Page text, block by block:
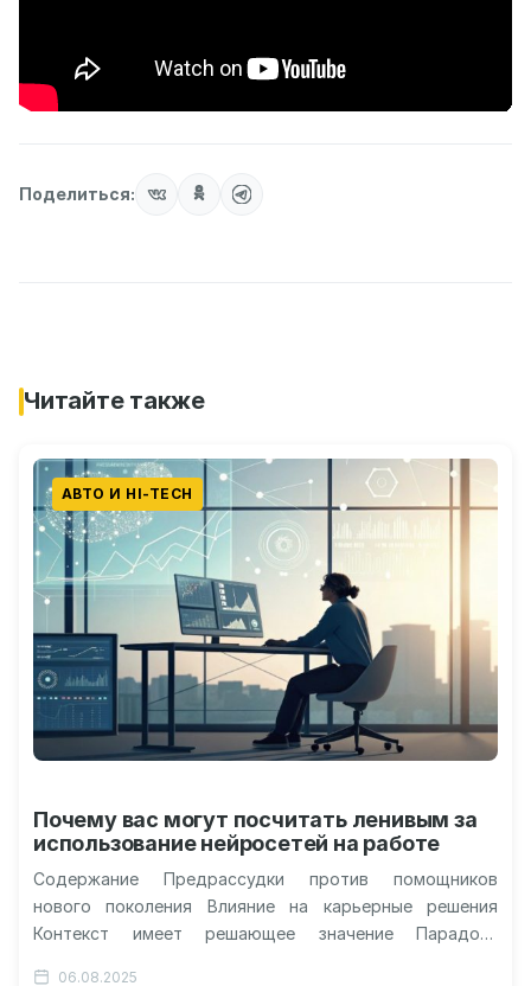
Поделиться:
Читайте также
АВТО И HI-TECH
Почему вас могут посчитать ленивым за
использование нейросетей на работе
Содержание Предрассудки против помощников
нового поколения Влияние на карьерные решения
Контекст имеет решающее значение Парадокс
06.08.2025